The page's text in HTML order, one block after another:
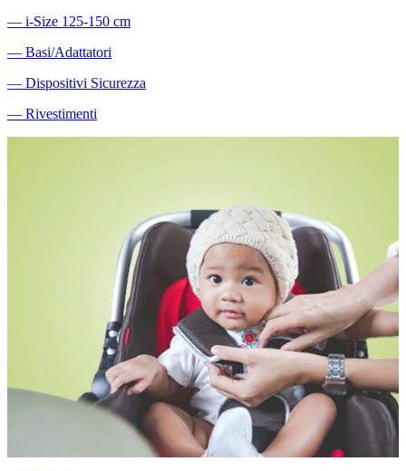
― i-Size 125-150 cm
― Basi/Adattatori
― Dispositivi Sicurezza
― Rivestimenti